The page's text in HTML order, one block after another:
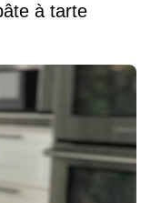
à tarte